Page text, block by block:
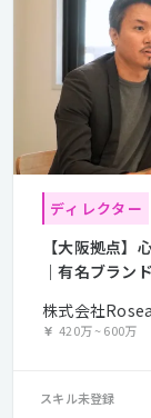
ディレクター
【大阪拠点】
｜有名ブラン
株式会社
420万~600万
スキル未登録